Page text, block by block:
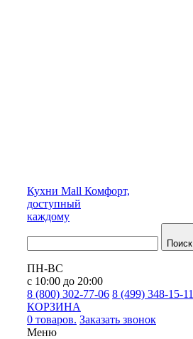
Кухни Mall Комфорт,
доступный
каждому
Поиск
ПН-ВС
с 10:00 до 20:00
8 (800) 302-77-06 8 (499) 348-15-11
КОРЗИНА
0 товаров. Заказать звонок
Меню